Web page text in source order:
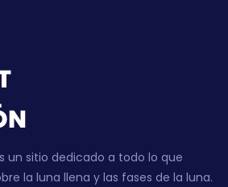
un sitio dedicado a todo lo que
la luna llena y las fases de la luna.